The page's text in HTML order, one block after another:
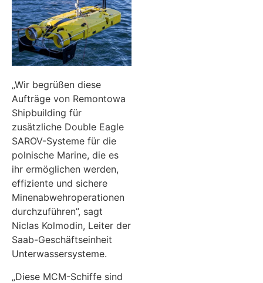
„Wir begrüßen diese
Aufträge von Remontowa
Shipbuilding für
zusätzliche Double Eagle
SAROV-Systeme für die
polnische Marine, die es
ihr ermöglichen werden,
effiziente und sichere
Minenabwehroperationen
durchzuführen”, sagt
Niclas Kolmodin, Leiter der
Saab-Geschäftseinheit
Unterwassersysteme.
„Diese MCM-Schiffe sind